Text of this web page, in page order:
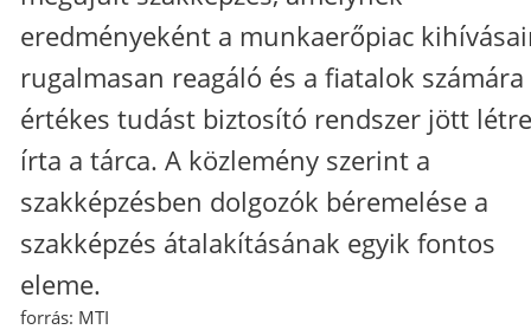
eredményeként a munkaerőpiac
rugalmasan reagáló és a fiatalok számára
értékes tudást biztosító rendszer jött
írta a tárca. A közlemény szerint a
szakképzésben dolgozók béremelése a
szakképzés átalakításának egyik fontos
eleme.
forrás: MTI